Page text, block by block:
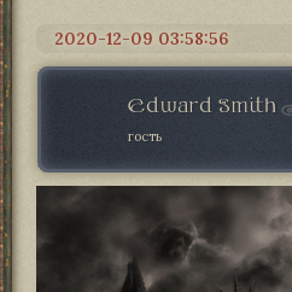
2020-12-09 03:58:56
Edward Smith
гость